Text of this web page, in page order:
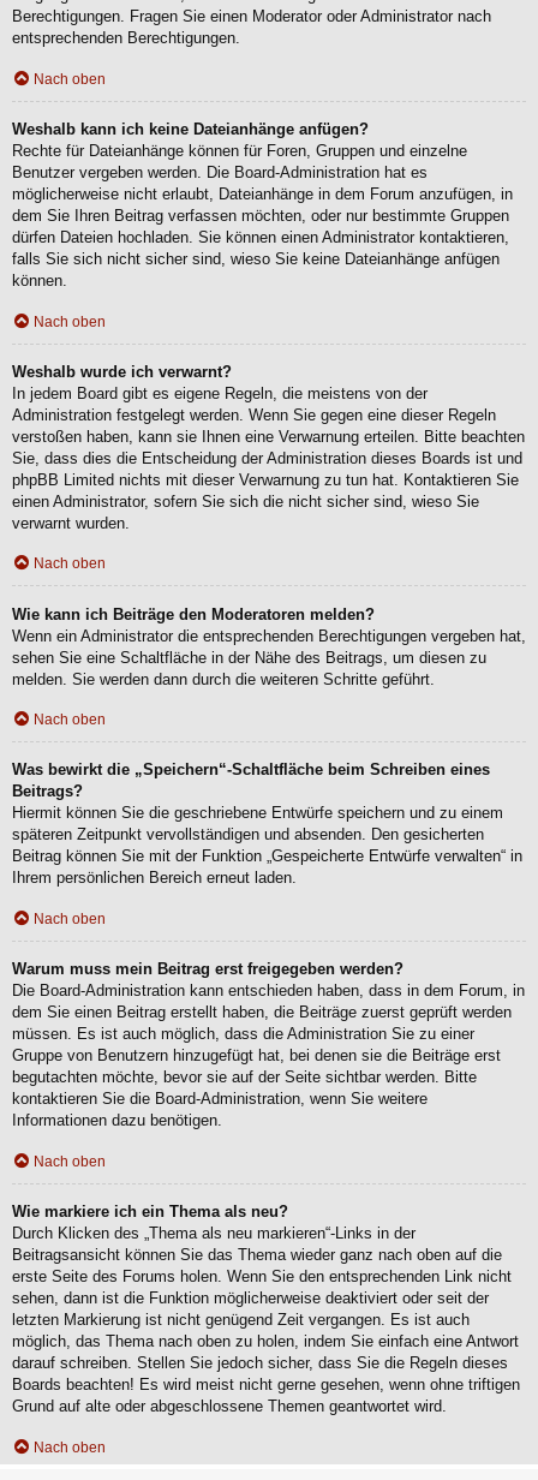
Berechtigungen. Fragen Sie einen Moderator oder Administrator nach
entsprechenden Berechtigungen.
Nach oben
Weshalb kann ich keine Dateianhänge anfügen?
Rechte für Dateianhänge können für Foren, Gruppen und einzelne
Benutzer vergeben werden. Die Board-Administration hat es
möglicherweise nicht erlaubt, Dateianhänge in dem Forum anzufügen, in
dem Sie Ihren Beitrag verfassen möchten, oder nur bestimmte Gruppen
dürfen Dateien hochladen. Sie können einen Administrator kontaktieren,
falls Sie sich nicht sicher sind, wieso Sie keine Dateianhänge anfügen
können.
Nach oben
Weshalb wurde ich verwarnt?
In jedem Board gibt es eigene Regeln, die meistens von der
Administration festgelegt werden. Wenn Sie gegen eine dieser Regeln
verstoßen haben, kann sie Ihnen eine Verwarnung erteilen. Bitte beachten
Sie, dass dies die Entscheidung der Administration dieses Boards ist und
phpBB Limited nichts mit dieser Verwarnung zu tun hat. Kontaktieren Sie
einen Administrator, sofern Sie sich die nicht sicher sind, wieso Sie
verwarnt wurden.
Nach oben
Wie kann ich Beiträge den Moderatoren melden?
Wenn ein Administrator die entsprechenden Berechtigungen vergeben hat,
sehen Sie eine Schaltfläche in der Nähe des Beitrags, um diesen zu
melden. Sie werden dann durch die weiteren Schritte geführt.
Nach oben
Was bewirkt die „Speichern“-Schaltfläche beim Schreiben eines
Beitrags?
Hiermit können Sie die geschriebene Entwürfe speichern und zu einem
späteren Zeitpunkt vervollständigen und absenden. Den gesicherten
Beitrag können Sie mit der Funktion „Gespeicherte Entwürfe verwalten“ in
Ihrem persönlichen Bereich erneut laden.
Nach oben
Warum muss mein Beitrag erst freigegeben werden?
Die Board-Administration kann entschieden haben, dass in dem Forum, in
dem Sie einen Beitrag erstellt haben, die Beiträge zuerst geprüft werden
müssen. Es ist auch möglich, dass die Administration Sie zu einer
Gruppe von Benutzern hinzugefügt hat, bei denen sie die Beiträge erst
begutachten möchte, bevor sie auf der Seite sichtbar werden. Bitte
kontaktieren Sie die Board-Administration, wenn Sie weitere
Informationen dazu benötigen.
Nach oben
Wie markiere ich ein Thema als neu?
Durch Klicken des „Thema als neu markieren“-Links in der
Beitragsansicht können Sie das Thema wieder ganz nach oben auf die
erste Seite des Forums holen. Wenn Sie den entsprechenden Link nicht
sehen, dann ist die Funktion möglicherweise deaktiviert oder seit der
letzten Markierung ist nicht genügend Zeit vergangen. Es ist auch
möglich, das Thema nach oben zu holen, indem Sie einfach eine Antwort
darauf schreiben. Stellen Sie jedoch sicher, dass Sie die Regeln dieses
Boards beachten! Es wird meist nicht gerne gesehen, wenn ohne triftigen
Grund auf alte oder abgeschlossene Themen geantwortet wird.
Nach oben